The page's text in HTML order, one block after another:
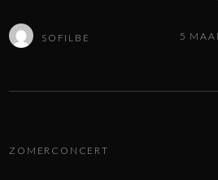
SOFILBE 5
ZOMERCONCERT